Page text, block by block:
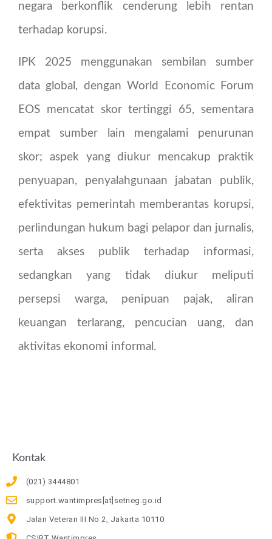
negara berkonflik cenderung lebih rentan
terhadap korupsi.
IPK 2025 menggunakan sembilan sumber
data global, dengan World Economic Forum
EOS mencatat skor tertinggi 65, sementara
empat sumber lain mengalami penurunan
skor; aspek yang diukur mencakup praktik
penyuapan, penyalahgunaan jabatan publik,
efektivitas pemerintah memberantas korupsi,
perlindungan hukum bagi pelapor dan jurnalis,
serta akses publik terhadap informasi,
sedangkan yang tidak diukur meliputi
persepsi warga, penipuan pajak, aliran
keuangan terlarang, pencucian uang, dan
aktivitas ekonomi informal.
Kontak
(021) 3444801
support.wantimpres[at]setneg.go.id
Jalan Veteran III No 2, Jakarta 10110